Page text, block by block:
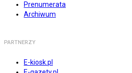
Prenumerata
Archiwum
PARTNERZY
E-kiosk.pl